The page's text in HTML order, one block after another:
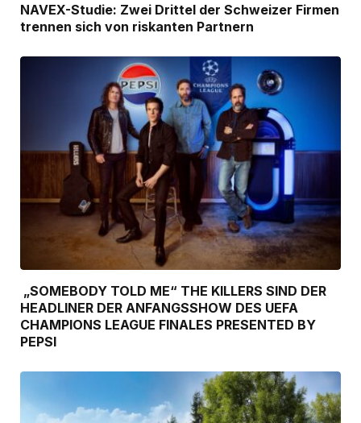
NAVEX-Studie: Zwei Drittel der Schweizer Firmen
trennen sich von riskanten Partnern
„SOMEBODY TOLD ME“ THE KILLERS SIND DER
HEADLINER DER ANFANGSSHOW DES UEFA
CHAMPIONS LEAGUE FINALES PRESENTED BY
PEPSI